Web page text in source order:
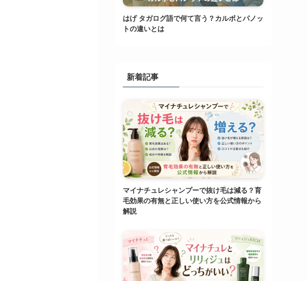
はげ タガログ語で何て言う？カルボとパノッ
トの違いとは
新着記事
マイナチュレシャンプーで抜け毛は減る？育
毛効果の有無と正しい使い方を公式情報から
解説